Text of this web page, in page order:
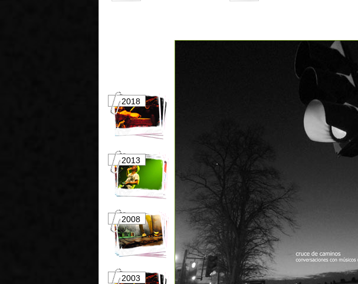
2018 2015
2013 2010
2008 2007 2006
2003 2002 2001 2000